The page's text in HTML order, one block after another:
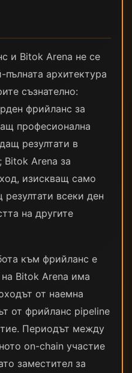
и Bitok Arena не се
архитектура
съзнателно:
фрийланс за
професионална
резултати в
Bitok Arena за
изискващ само
всеки ден
на другите
към фрийланс е
Bitok Arena има
от наемна
от фрийланс pipeline
Периодът между
on-chain участие
заместител за